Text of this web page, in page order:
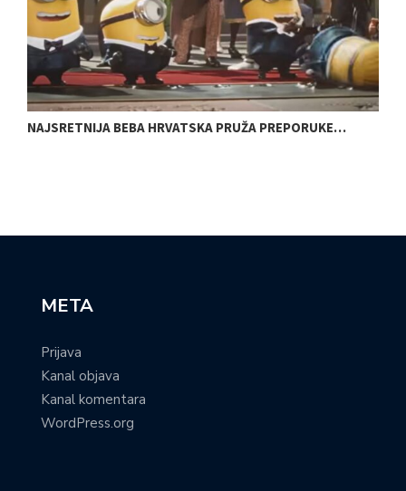
NAJSRETNIJA BEBA HRVATSKA PRUŽA PREPORUKE…
META
Prijava
Kanal objava
Kanal komentara
WordPress.org